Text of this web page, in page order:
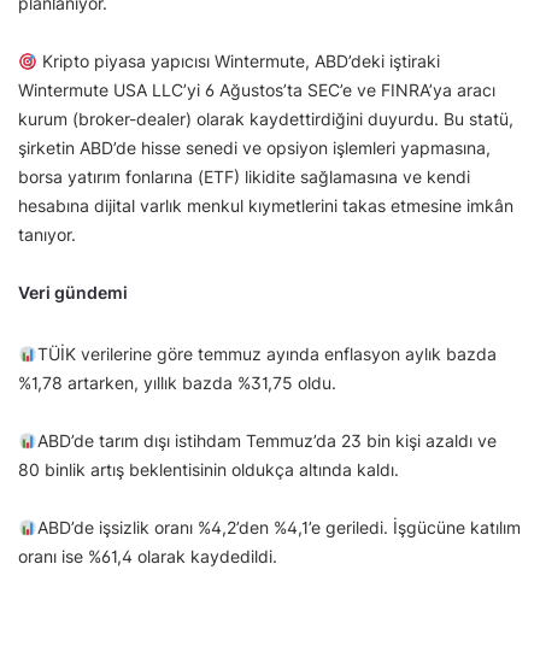
Kripto piyasa yapıcısı Wintermute, ABD’deki iştiraki
Wintermute USA LLC’yi 6 Ağustos’ta SEC’e ve FINRA’ya aracı
kurum (broker-dealer) olarak kaydettirdiğini duyurdu. Bu statü,
şirketin ABD’de hisse senedi ve opsiyon işlemleri yapmasına,
borsa yatırım fonlarına (ETF) likidite sağlamasına ve kendi
hesabına dijital varlık menkul kıymetlerini takas etmesine imkân
tanıyor.
Veri gündemi
TÜİK verilerine göre temmuz ayında enflasyon aylık bazda
%1,78 artarken, yıllık bazda %31,75 oldu.
ABD’de tarım dışı istihdam Temmuz’da 23 bin kişi azaldı ve
80 binlik artış beklentisinin oldukça altında kaldı.
ABD’de işsizlik oranı %4,2’den %4,1’e geriledi. İşgücüne katılım
oranı ise %61,4 olarak kaydedildi.